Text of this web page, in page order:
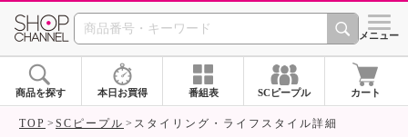
SHOP CHANNEL シメニュー
商品を探す 本日お買得 番組表 SCピープル カート
TOP SCピープル スタイリング・ライフスタイル詳細